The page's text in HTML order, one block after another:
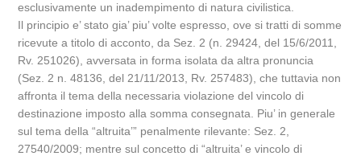
esclusivamente un inadempimento di natura civilistica.
Il principio e’ stato gia’ piu’ volte espresso, ove si tratti di somme
ricevute a titolo di acconto, da Sez. 2 (n. 29424, del 15/6/2011,
Rv. 251026), avversata in forma isolata da altra pronuncia
(Sez. 2 n. 48136, del 21/11/2013, Rv. 257483), che tuttavia non
affronta il tema della necessaria violazione del vincolo di
destinazione imposto alla somma consegnata. Piu’ in generale
sul tema della “altruita’” penalmente rilevante: Sez. 2,
27540/2009; mentre sul concetto di “altruita’ e vincolo di